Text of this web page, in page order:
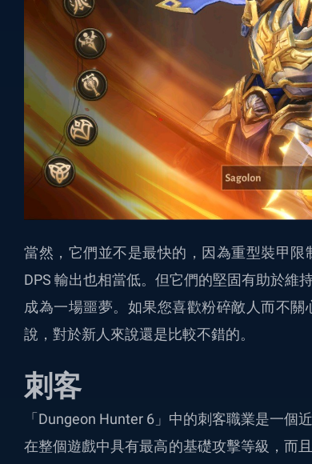
當然，它們並不是最快的，因為重型裝甲
DPS 輸出也相當低。但它們的堅固有助於維
成為一場噩夢。如果您喜歡粉碎敵人而不
說，對於新人來說還是比較不錯的。
刺客
「Dungeon Hunter 6」中的刺客職業是一
在整個遊戲中具有最高的基礎攻擊等級，而